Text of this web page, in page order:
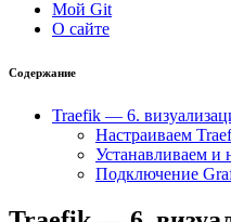
Мой Git
О сайте
Содержание
Traefik — 6.
Настраиваем
Устанавливаем и
Подключение